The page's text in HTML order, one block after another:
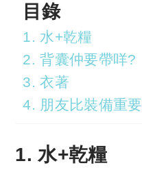
目錄
1. 水+乾糧
2. 背囊仲要帶咩?
3. 衣著
4. 朋友比裝備重要
1. 水+乾糧